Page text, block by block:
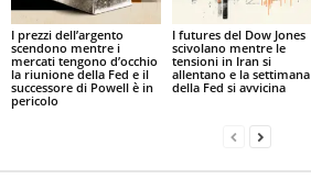
I prezzi dell’argento
scendono mentre i
mercati tengono d’occhio
la riunione della Fed e il
successore di Powell è in
pericolo
I futures del Dow Jones
scivolano mentre le
tensioni in Iran si
allentano e la settimana
della Fed si avvicina